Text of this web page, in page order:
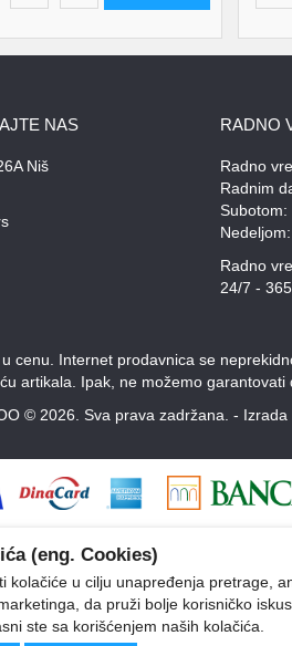
NAS
Niš
RADNO
Radno
Radnim
Subotom:
Radno
24/7 -
cenu. Internet prodavnica se
artikala. Ipak, ne možemo
© 2026. Sva prava zadržana. - Izrada
(eng. Cookies)
kolačiće u cilju unapređenja pretrage,
da pruži bolje korisničko
ste sa korišćenjem naših kolačića.